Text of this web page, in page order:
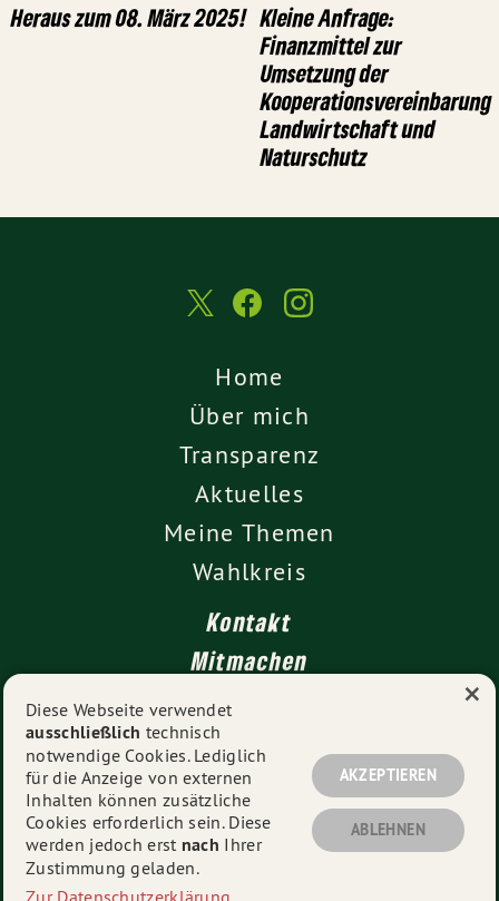
Heraus zum 08. März 2025! Kleine Anfrage:
Finanzmittel zur
Umsetzung der
Kooperationsvereinbarung
Landwirtschaft und
Naturschutz
Home
Über mich
Transparenz
Aktuelles
Meine Themen
Wahlkreis
Kontakt
Mitmachen
Impressum
Datenschutz
© 2026Vanessa Gronemann MdL
- Alle Rechte
Diese Webseite verwendet
ausschließlich technisch
notwendige Cookies. Lediglich
für die Anzeige von externen
Inhalten können zusätzliche
Cookies erforderlich sein. Diese
werden jedoch erst nach Ihrer
Zustimmung geladen.
AKZEPTIEREN
ABLEHNEN
×